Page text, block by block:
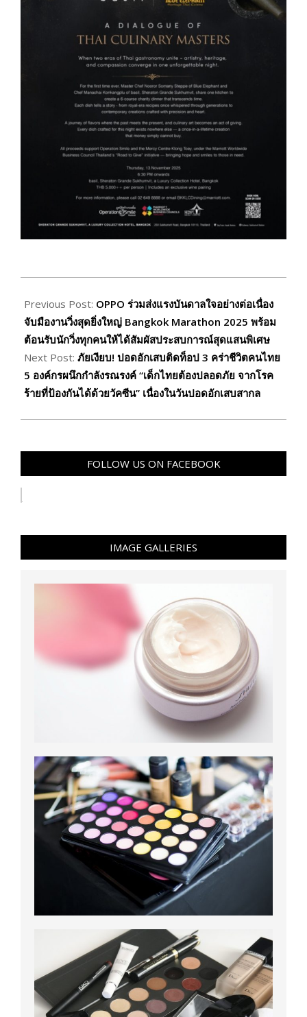
11-
12
Previous Post: OPPO ร่วมส่งแรงบันดาลใจอย่างต่อเนื่อง
จับมืองานวิ่งสุดยิ่งใหญ่ Bangkok Marathon 2025 พร้อม
ต้อนรับนักวิ่งทุกคนให้ได้สัมผัสประสบการณ์สุดแสนพิเศษ
Next Post: ภัยเงียบ! ปอดอักเสบติดท็อป 3 คร่าชีวิตคนไทย
5 องค์กรผนึกกำลังรณรงค์ “เด็กไทยต้องปลอดภัย จากโรค
ร้ายที่ป้องกันได้ด้วยวัคซีน” เนื่องในวันปอดอักเสบสากล
FOLLOW US ON FACEBOOK
IMAGE GALLERIES